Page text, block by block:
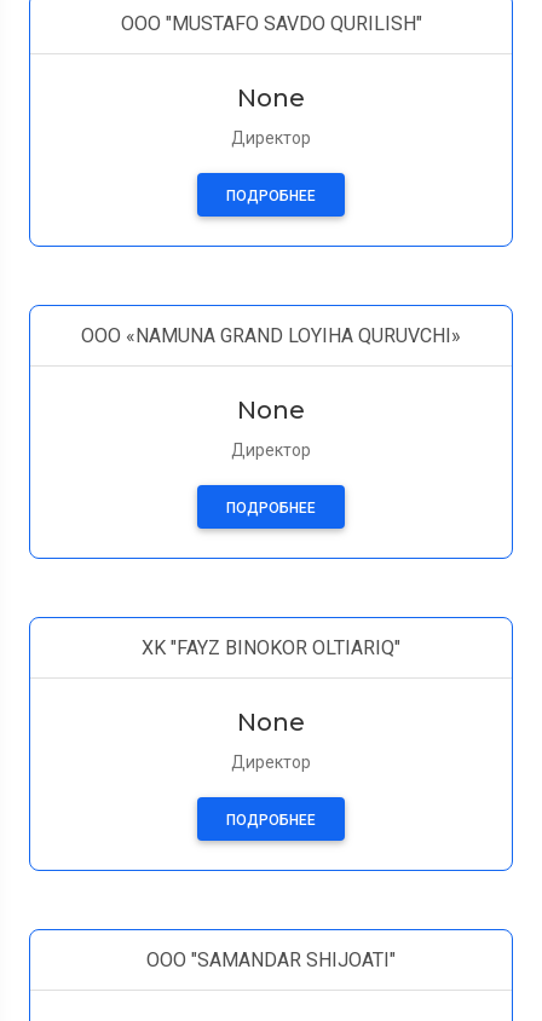
OOO "MUSTAFO SAVDO QURILISH"
None
Директор
ПОДРОБНЕЕ
OOO «NAMUNA GRAND LOYIHA QURUVCHI»
None
Директор
ПОДРОБНЕЕ
XK "FAYZ BINOKOR OLTIARIQ"
None
Директор
ПОДРОБНЕЕ
ООО "SAMANDAR SHIJOATI"